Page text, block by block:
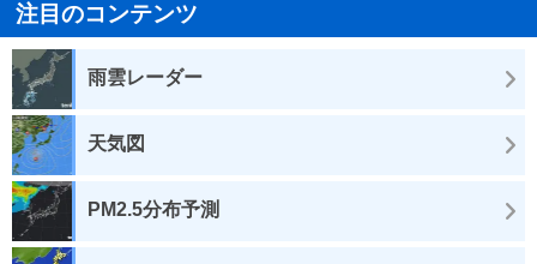
注目のコンテンツ
雨雲レーダー
天気図
PM2.5分布予測